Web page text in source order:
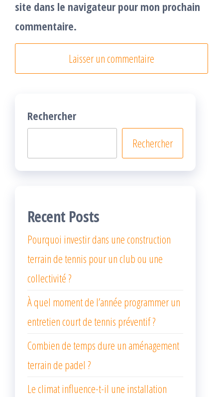
site dans le navigateur pour mon prochain
commentaire.
Rechercher
Rechercher
Recent Posts
Pourquoi investir dans une construction
terrain de tennis pour un club ou une
collectivité ?
À quel moment de l’année programmer un
entretien court de tennis préventif ?
Combien de temps dure un aménagement
terrain de padel ?
Le climat influence-t-il une installation